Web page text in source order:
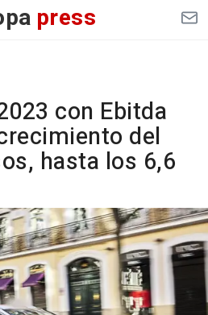
press
con Ebitda
del
hasta los 6,6